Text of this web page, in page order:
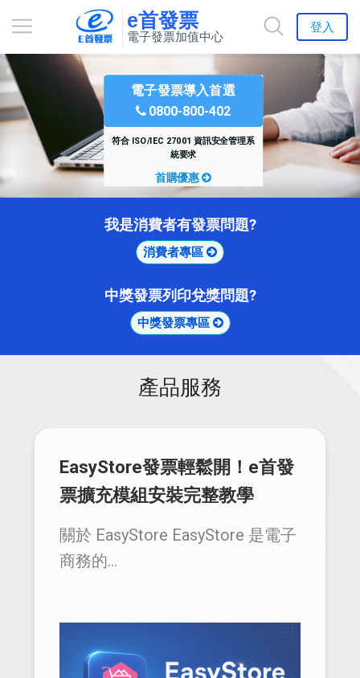
e首發票
電子發票加值中心
登入
電子發票導入首選
0800-800-402
符合 ISO/IEC 27001 資訊安全管理系
統要求
首購優惠
我是消費者有發票問題?
消費者專區
中獎發票列印兌獎問題?
中獎發票專區
產品服務
EasyStore發票輕鬆開！e首發
票擴充模組安裝完整教學
關於 EasyStore EasyStore 是電子
商務的...